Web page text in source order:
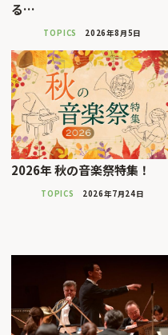
る…
TOPICS 2026年8月5日
2026年 秋の音楽祭特集！
TOPICS 2026年7月24日